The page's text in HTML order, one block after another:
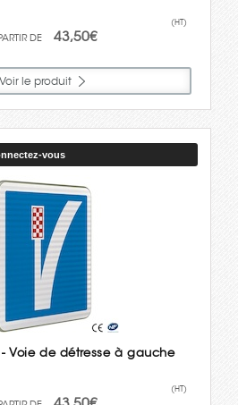
43,50€
(HT)
Voir le produit
vous
- Voie de détresse à gauche
(HT)